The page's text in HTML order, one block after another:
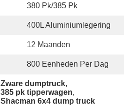
380 Pk/385 Pk
400L Aluminiumlegering
12 Maanden
800 Eenheden Per Dag
Zware dumptruck,
385 pk tipperwagen,
Shacman 6x4 dump truck